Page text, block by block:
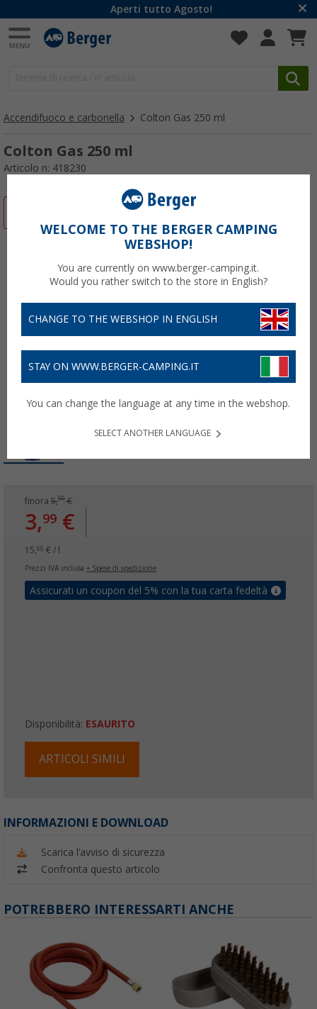
Aperti tutto Agosto!
Accendifuoco e carbonella Colton Gas 250 ml
Colton Gas 250 ml
Articolo n: 418230
finora 5,99€
3,99 €
15,96 € / l
Prezzi IVA inclusa + Spese di spedizione
Assicurati un coupon del 5% con la tua carta fedeltà
Disponibilità: ESAURITO
ARTICOLI SIMILI
INFORMAZIONI E DOWNLOAD
Scarica l'avviso di sicurezza
Confronta questo articolo
POTREBBERO INTERESSARTI ANCHE
WELCOME TO THE BERGER CAMPING
WEBSHOP!
You are currently on www.berger-camping.it.
Would you rather switch to the store in English?
CHANGE TO THE WEBSHOP IN ENGLISH
STAY ON WWW.BERGER-CAMPING.IT
You can change the language at any time in the webshop.
SELECT ANOTHER LANGUAGE